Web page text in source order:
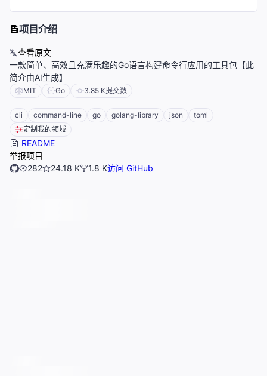
项目介绍
查看原文
一款简单、高效且充满乐趣的Go语言构建命令行应用的工具包【此
简介由AI生成】
MIT Go 3.85 K提交数
cli command-line go golang-library json
toml
定制我的领域
README
举报项目
282
24.18 K 1.8 K访问 GitHub